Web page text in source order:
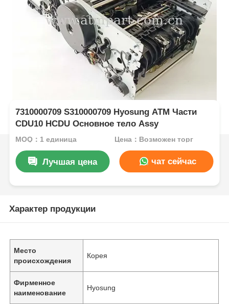
7310000709 S310000709 Hyosung ATM Части
CDU10 HCDU Основное тело Assy
MOQ：1 единица Цена：Возможен торг
Лучшая цена чат сейчас
Характер продукции
Место
происхождения
Корея
Фирменное
наименование
Hyosung